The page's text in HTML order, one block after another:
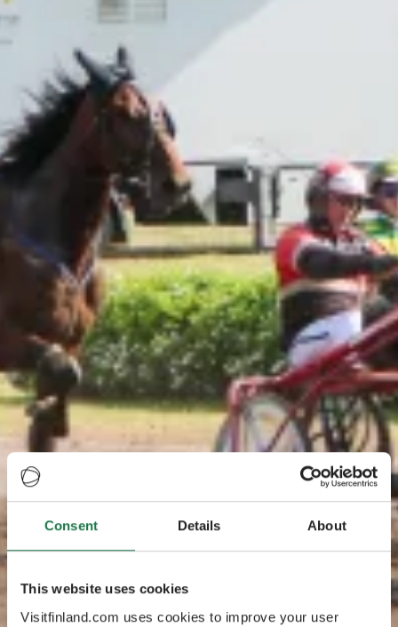
Consent Details About
This website uses cookies
Visitfinland.com uses cookies to improve your user